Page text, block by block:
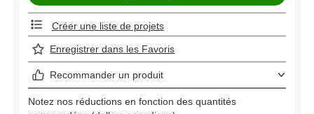
Créer une liste de projets
Enregistrer dans les Favoris
Recommander un produit
Notez nos réductions en fonction des quantités